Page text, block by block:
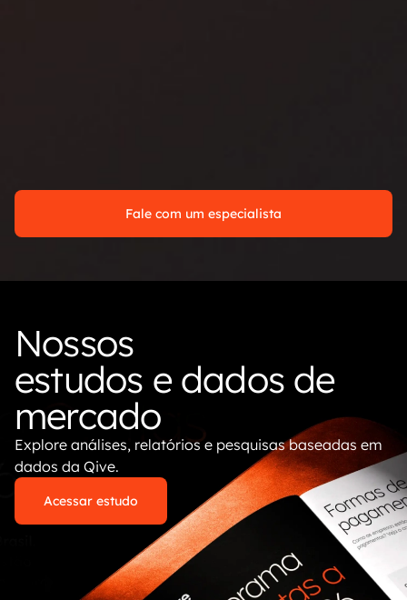
Fale com um especialista
Nossos
estudos e dados de
mercado
Explore análises, relatórios e pesquisas baseadas em
dados da Qive.
Acessar estudo